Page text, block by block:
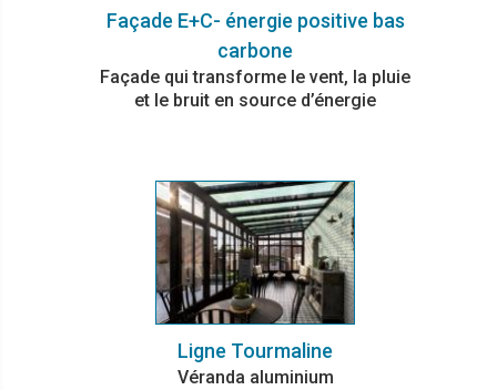
Façade E+C- énergie positive bas
carbone
Façade qui transforme le vent, la pluie
et le bruit en source d’énergie
Ligne Tourmaline
Véranda aluminium